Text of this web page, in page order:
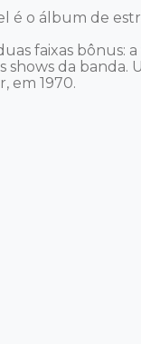
é o álbum de
faixas bônus:
da
em 1970.